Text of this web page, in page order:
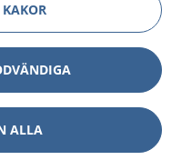
ALLA